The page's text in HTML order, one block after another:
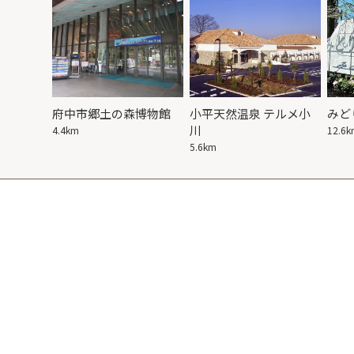
府中市郷土の森博物館
4.4km
小平天然温泉 テルメ小
川
5.6km
み